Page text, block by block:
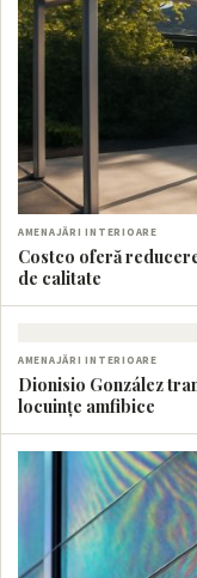
AMENAJĂRI INTERIOARE
Costco oferă
de calitate
AMENAJĂRI INTERIOARE
Dionisio González
locuințe amfibice